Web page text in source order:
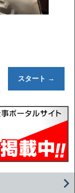
スタート →